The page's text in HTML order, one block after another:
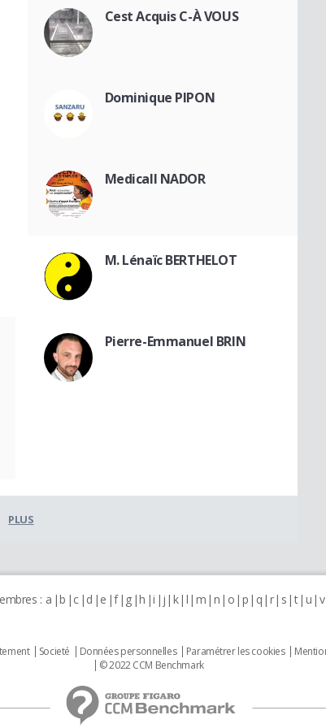
Cest Acquis C-À VOUS
Dominique PIPON
Medicall NADOR
M. Lénaïc BERTHELOT
Pierre-Emmanuel BRIN
PLUS
: a b c d e f g h i j k l m n o p q r s t u v
Societé Données personnelles Paramétrer les cookies
© 2022 CCM Benchmark